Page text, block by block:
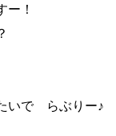
！
いで らぶりー♪